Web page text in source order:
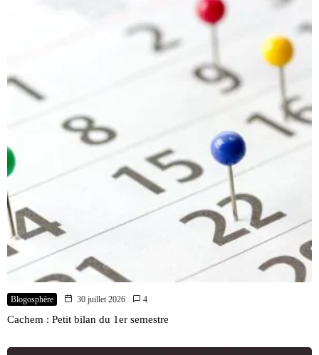
Blogosphère 30 juillet 2026 4
Cachem : Petit bilan du 1er semestre